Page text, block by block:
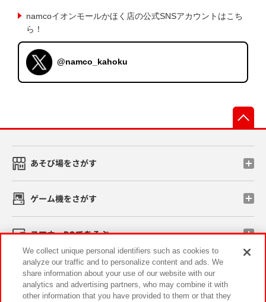
namcoイオンモールかほく店の公式SNSアカウントはこち
ら！
@namco_kahoku
あそび場をさがす
ゲーム機をさがす
スマホ・PCであそぶ
イベント・キャンペーン
We collect unique personal identifiers such as cookies to
analyze our traffic and to personalize content and ads. We
share information about your use of our website with our
analytics and advertising partners, who may combine it with
other information that you have provided to them or that they